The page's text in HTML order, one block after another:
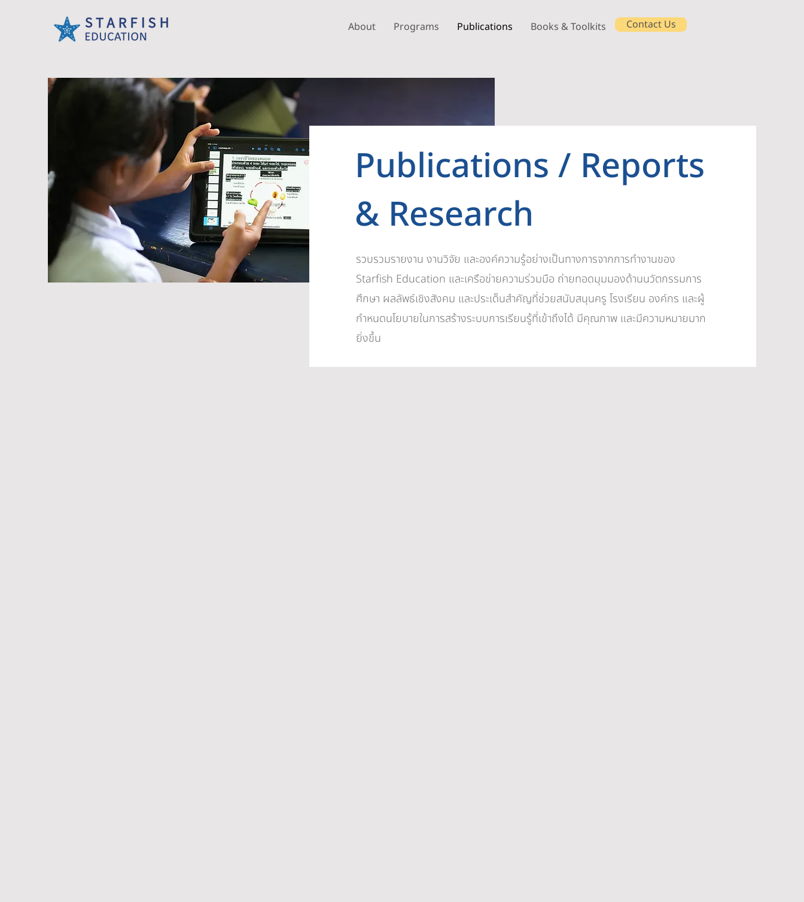
About Programs Publications Books & Toolkits Contact Us
Publications / Reports
& Research
รวบรวมรายงาน งานวิจัย และองค์ความรู้อย่างเป็นทางการจากการทำงานของ
Starfish Education และเครือข่ายความร่วมมือ ถ่ายทอดมุมมองด้านนวัตกรรมการ
ศึกษา ผลลัพธ์เชิงสังคม และประเด็นสำคัญที่ช่วยสนับสนุนครู โรงเรียน องค์กร และผู้
กำหนดนโยบายในการสร้างระบบการเรียนรู้ที่เข้าถึงได้ มีคุณภาพ และมีความหมายมาก
ยิ่งขึ้น